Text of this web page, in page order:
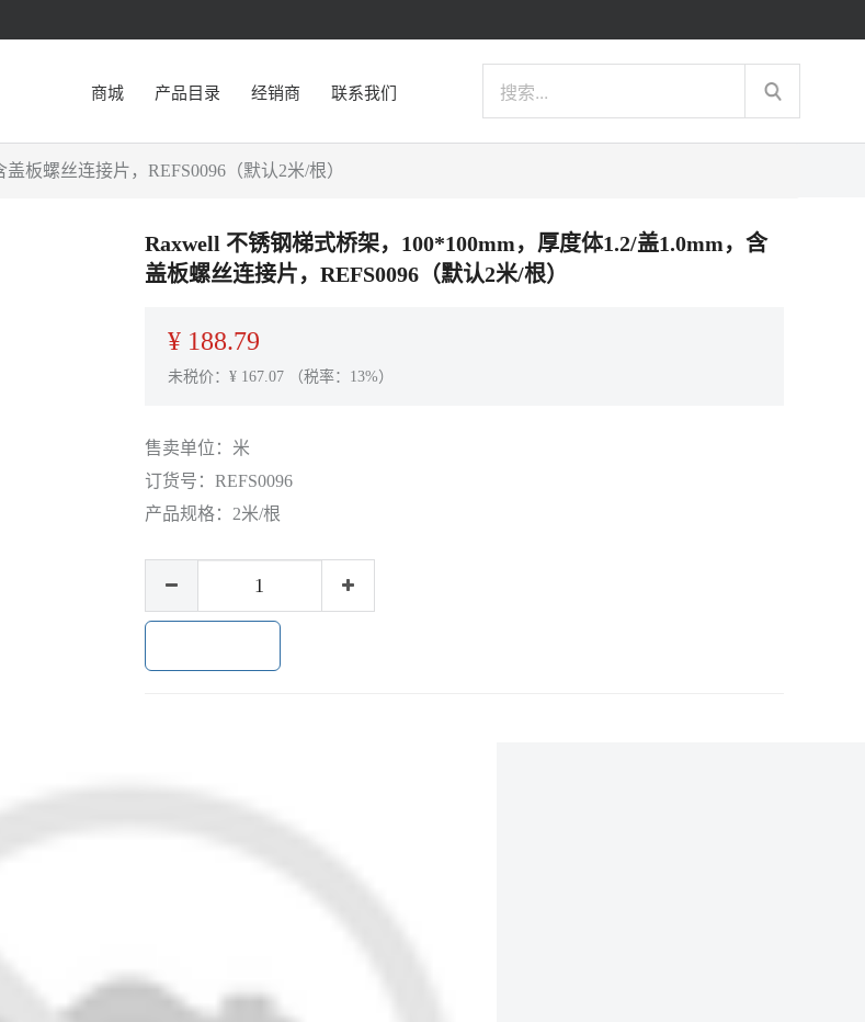
商城 产品目录 经销商 联系我们
板螺丝连接片，REFS0096（默认2米/根）
Raxwell 不锈钢梯式桥架，100*100mm，厚度体1.2/盖1.0mm，含
盖板螺丝连接片，REFS0096（默认2米/根）
¥ 188.79
未税价：¥ 167.07（税率：13%）
售卖单位： 米
订货号： REFS0096
产品规格： 2米/根